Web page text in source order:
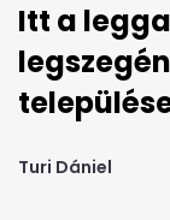
Itt a
Turi Dániel